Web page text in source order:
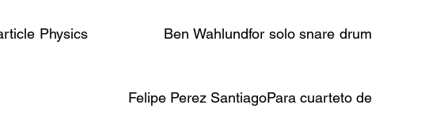
Physics                 Ben Wahlundfor solo snare drum
Felipe Perez SantiagoPara cuarteto de